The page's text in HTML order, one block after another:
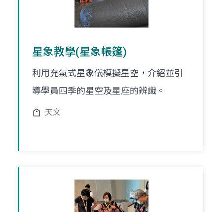
星象教學(星象帳篷)
利用充氣式星象儀模擬星空，介紹並引
導學員四季的星空及星座的辨識。
天文